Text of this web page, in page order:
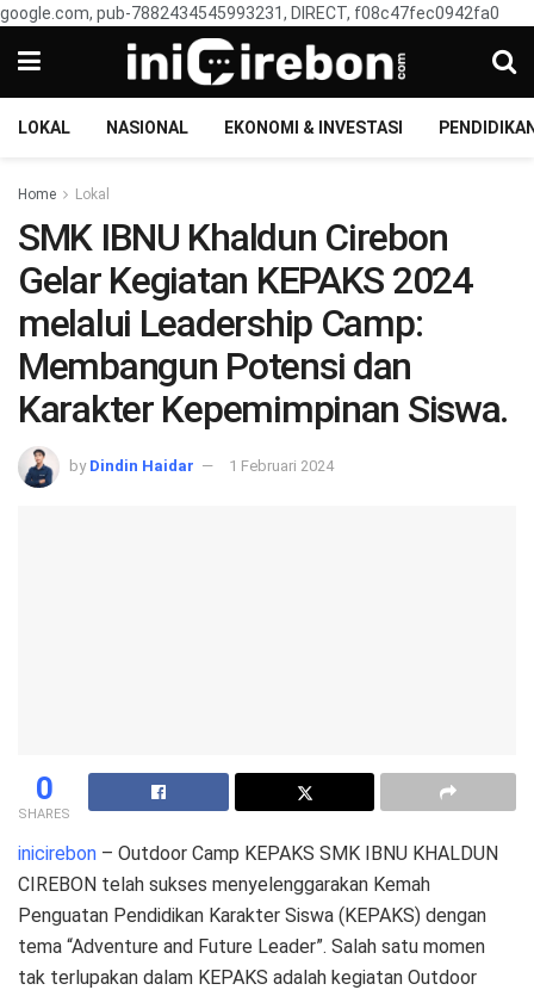
google.com, pub-7882434545993231, DIRECT, f08c47fec0942fa0
LOKAL NASIONAL EKONOMI & INVESTASI
Home Lokal
SMK IBNU Khaldun Cirebon
Gelar Kegiatan KEPAKS 2024
melalui Leadership Camp:
Membangun Potensi dan
Karakter Kepemimpinan Siswa.
by Dindin Haidar 1 Februari 2024
0
SHARES
inicirebon – Outdoor Camp KEPAKS SMK IBNU KHALDUN
CIREBON telah sukses menyelenggarakan Kemah
Penguatan Pendidikan Karakter Siswa (KEPAKS) dengan
tema “Adventure and Future Leader”. Salah satu momen
tak terlupakan dalam KEPAKS adalah kegiatan Outdoor